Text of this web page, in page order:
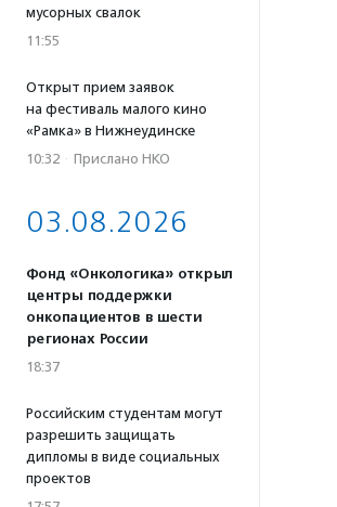
мусорных свалок
11:55
Открыт прием заявок
на фестиваль малого кино
«Рамка» в Нижнеудинске
10:32 · Прислано НКО
03.08.2026
Фонд «Онкологика» открыл
центры поддержки
онкопациентов в шести
регионах России
18:37
Российским студентам могут
разрешить защищать
дипломы в виде социальных
проектов